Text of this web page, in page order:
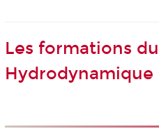
Les formations
Hydrodynamique